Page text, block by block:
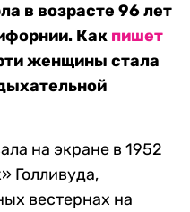
в возрасте 96 лет
Как пишет
женщины стала
на экране в 1952
Голливуда,
вестернах на